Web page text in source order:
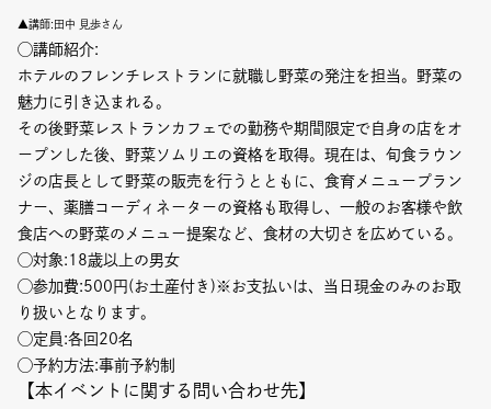
▲講師:田中 見歩さん
◯講師紹介:
ホテルのフレンチレストランに就職し野菜の発注を担当。野菜の
魅⼒に引き込まれる。
その後野菜レストランカフェでの勤務や期間限定で自身の店をオ
ープンした後、野菜ソムリエの資格を取得。現在は、旬⾷ラウン
ジの店⻑として野菜の販売を⾏うとともに、⾷育メニュープラン
ナー、薬膳コーディネーターの資格も取得し、一般のお客様や飲
⾷店への野菜のメニュー提案など、⾷材の⼤切さを広めている。
◯対象:18歳以上の男女
◯参加費:500円(お土産付き)※お支払いは、当日現金のみのお取
り扱いとなります。
◯定員:各回20名
◯予約方法:事前予約制
【本イベントに関する問い合わせ先】